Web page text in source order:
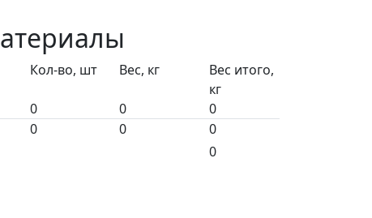
Кол-во, шт Вес, кг
Вес итого,
кг
0 0
0
0 0
0
0